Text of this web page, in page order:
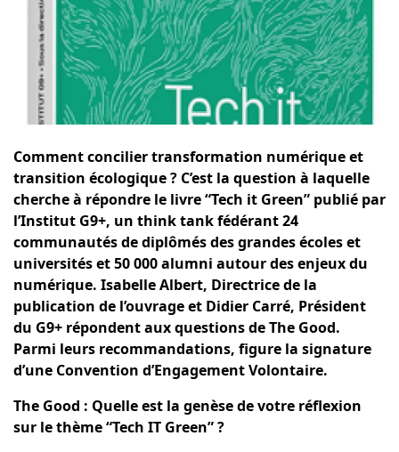
Comment concilier transformation numérique et
transition écologique ? C’est la question à laquelle
cherche à répondre le livre “Tech it Green” publié par
l’Institut G9+, un think tank fédérant 24
communautés de diplômés des grandes écoles et
universités et 50 000 alumni autour des enjeux du
numérique. Isabelle Albert, Directrice de la
publication de l’ouvrage et Didier Carré, Président
du G9+ répondent aux questions de The Good.
Parmi leurs recommandations, figure la signature
d’une Convention d’Engagement Volontaire.
The Good : Quelle est la genèse de votre réflexion
sur le thème “Tech IT Green” ?